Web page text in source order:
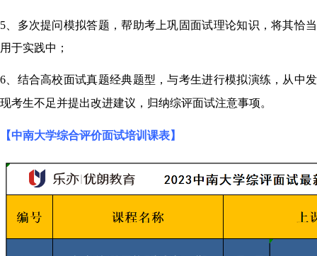
5 、多次提问模拟答题，帮助考上巩固面试理论知识，将其恰当
用于实践中；
6 结合高校面试真题经典题型 ，与考生进行模拟演练 ， 从中发
现考生不足并提出改进建议，归纳综评面试注意事项。
【中南大学综合评价面试培训课表】